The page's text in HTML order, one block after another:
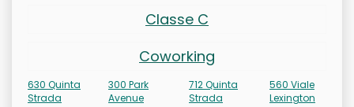
Classe C
Coworking
630 Quinta
Strada
300 Park
Avenue
712 Quinta
Strada
560 Viale
Lexington